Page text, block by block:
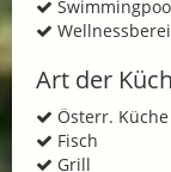
Art der
Österr. Küche
Fisch
Grill